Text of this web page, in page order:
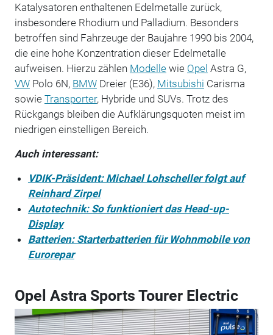
Katalysatoren enthaltenen Edelmetalle zurück,
insbesondere Rhodium und Palladium. Besonders
betroffen sind Fahrzeuge der Baujahre 1990 bis 2004,
die eine hohe Konzentration dieser Edelmetalle
aufweisen. Hierzu zählen Modellewie Opel Astra G,
VWPolo 6N, BMWDreier (E36), Mitsubishi Carisma
sowie Transporter, Hybride und SUVs. Trotz des
Rückgangs bleiben die Aufklärungsquoten meist im
niedrigen einstelligen Bereich.
Auch interessant:
VDIK-Präsident: Michael Lohscheller folgt auf
Reinhard Zirpel
Autotechnik: So funktioniert das Head-up-
Display
Batterien: Starterbatterien für Wohnmobile von
Eurorepar
Opel Astra Sports Tourer Electric